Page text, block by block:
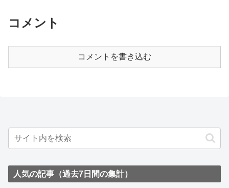
コメント
コメントを書き込む
人気の記事（過去7日間の集計）